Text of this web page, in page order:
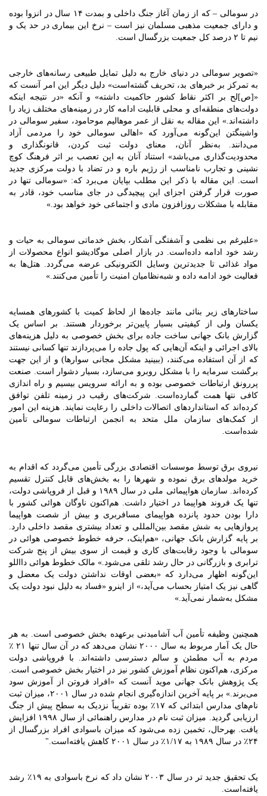
در سومالی – که از زمان آغاز جنگ داخلی و بمدت ۱۴ سال در انزوا بوده
و دارای جمعیت مذهبی مسلمان نیز است – نرخ این بیماری در حد یک و
نیم تا ۲ درصد کل جمعیت بزرگسال است.
«تصویر سومالی در دنیای خارج به دلیل تمایل طبیعی رسانه‌های خارجی
به تمرکز بر خبرهای بد، تحریف گشته‌است» دلیل دیگر این امر آنست که
«[ص]لح بر اکثر نقاط کشور حاکمیت داشته» و آنکه «در نتیجه اینکه
دولت‌های منطقه‌ای و محلی قابلیت ادامه کار در زمینه‌های مختلف زیاد را
داشته‌اند.» این مقاله به نقل از عمر موهالیم موحامود، سفیر سومالی در
واشینگتن این‌گونه می‌آورد که «اهالی سومالی خود را مردمی آزاد
می‌دانند. به‌نظر آنان، معنای دولت ثبت کردن، قانونگذاری و
محدودیت‌گذاری می‌باشد» استناد آنان به این تعصب بر اثر فرهنگ کوچ
نشینی و تجارب نامناسب از رژیم باره و در تضاد با دولت مرکزی جدید
است. این مقاله با ذکر این مطلب بپایان می‌برد که: «سومالی تنها در
صورت قرار گرفتن اجزای این پیچیدگی در جای مناسب خود، قادر به
مقابله با مشکلات روزافزون مادی و اجتماعی خود خواهد بود.»
«علیرغم بی نظمی و آشفتگی آشکار، بخش خدماتی سومالی به حیات و
رشد خود ادامه داده‌است. در بازار اصلی موگادیشو انواع محصولات از
مواد غذائی تا جدیدترین وسایل الکترونیکی عرضه می‌گردد. هتل‌ها به
فعالیت خود ادامه داده و شبه‌نظامیان امنیت را تأمین می‌کنند.»
ساختارهای زیر بنائی مانند جاده‌ها از لحاظ کمیت با کشورهای همسایه
یکسان ولی از کیفیتی بسیار پایین‌تر برخوردار هستند. بر اساس یک
گزارش بانک جهانی ساخت جاده برای بخش خصوصی به دلیل هزینه‌های
بالای اجرائی و اینکه آن‌هایی که پول جاده را می‌پردازند تنها کسانی نیستند
که از آن استفاده می‌کنند، (ببینید مشکل مجانی سوارها) و از این جهت
برگشت سرمایه را با مشکل روبرو می‌سازد، بسیار دشوار است. صنعت
پررونق ارتباطات خصوصی بوده و به ارائه سرویس بیسیم و راه اندازی
کافی نتها همت گمارده‌است. شرکت‌های رقیب در زمینه تلفن توافق
کرده‌اند که استانداردهای اتصالات داخلی را رعایت نمایند. هزینه این امور
از کمک‌های سازمان ملل متحد به انجمن ارتباطات سومالی تأمین
شده‌است.
نیروی برق توسط موسسات اقتصادی بزرگی تأمین می‌گردد که اقدام به
خرید مولدهای برق نموده و شهرها را به بخش‌های قابل کنترل تقسیم
کرده‌اند. سازمان هواپیمائی ملی در سال ۱۹۸۹ و قبل از فروپاشی دولت،
تنها یک فروند هواپیما در اختیار داشت. هم‌اکنون ناوگان هوائی کشور با
دارا بودن حدود پانزده هواپیمای مسافربری و بیش از شصت هواپیما
پروازهایی به شش مقصد بین‌المللی و تعداد بیشتری مقصد داخلی دارد.
بر پایه گزارش بانک جهانی، «هم‌اینک، حرفه خطوط خصوصی هوائی در
سومالی با وجود رقابت‌های کاری و قیمت از سوی بیش از پنج شرکت
ترابری و بازرگانی در حال رشد تلقی می‌شود.» مالک خطوط هوائی دااللو
این‌گونه اظهار می‌دارد که «بعضی اوقات نداشتن دولت یک معضل و
گاهی نیز یک امتیاز بحساب می‌آید،» از اینرو «فساد به دلیل نبود دولت یک
مشکل به‌شمار نمی‌آید.»
همچنین وظیفه تأمین آب آشامیدنی برعهده بخش خصوصی است. به هر
حال یک آمار مربوط به سال ۲۰۰۰ نشان می‌دهد که در آن سال تنها ۲۱ ٪
مردم به آب مطمئن و سالم دسترسی داشته‌اند. با فروپاشی دولت
مرکزی، هم‌اکنون نظام آموزش کشور نیز در اختیار بخش خصوصی است.
یک پژوهش بانک جهانی موید آنست که «افراد فروتن از آموزش سود
می‌برند.» بر پایه آخرین اندازه‌گیری انجام شده در سال ۲۰۰۱، میزان ثبت
نام‌های مدارس ابتدائی که ۱۷٪ بوده تقریباً نزدیک به سطح پیش از جنگ
ارزیابی گردید. میزان ثبت نام در مدارس راهنمائی از سال ۱۹۹۸ افزایش
یافت. بهرحال، تخمین زده می‌شود که میزان باسوادی افراد بزرگسال از
۲۴٪ در سال ۱۹۸۹ به ۱/۱۷٪ در سال ۲۰۰۱ کاهش یافته‌است."
یک تحقیق جدید تر در سال ۲۰۰۳ نشان داد که نرخ باسوادی به ۱۹٪ رشد
یافته‌است.